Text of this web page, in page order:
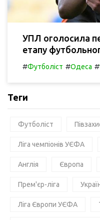
УПЛ оголосила
етапу
#Футболіст #Одеса #
Теги
Футболіст
Ліга чемпіонів УЄФА
Англія Європа
Прем'єр-ліга
Ліга Європи УЄФА